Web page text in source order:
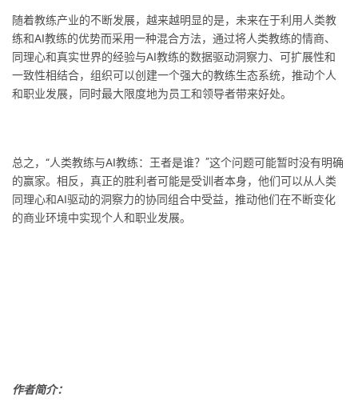
随着教练产业的不断发展，越来越明显的是，未来在于利用人类教
练和AI教练的优势而采用一种混合方法，通过将人类教练的情商、
同理心和真实世界的经验与AI教练的数据驱动洞察力、可扩展性和
一致性相结合，组织可以创建一个强大的教练生态系统，推动个人
和职业发展，同时最大限度地为员工和领导者带来好处。
总之，“人类教练与AI教练：王者是谁？”这个问题可能暂时没有明确
的赢家。相反，真正的胜利者可能是受训者本身，他们可以从人类
同理心和AI驱动的洞察力的协同组合中受益，推动他们在不断变化
的商业环境中实现个人和职业发展。
作者简介：